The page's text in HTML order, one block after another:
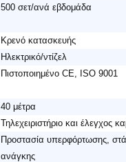
500 σετ/ανά εβδομάδα
Κρενό κατασκευής
Ηλεκτρικό/ντίζελ
Πιστοποιημένο CE, ISO 9001
40 μέτρα
Τηλεχειριστήριο και έλεγχος
Προστασία υπερφόρτωσης,
ανάγκης